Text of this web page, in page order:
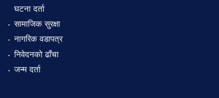
घटना दर्ता
सामाजिक सुरक्षा
नागरिक वडापत्र
निवेदनको ढाँचा
जन्म दर्ता